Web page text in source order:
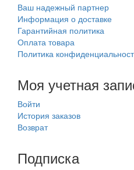
Ваш надежный партнер
Информация о доставке
Гарантийная политика
Оплата товара
Политика
Моя учетная
Войти
История заказов
Возврат
Подписка